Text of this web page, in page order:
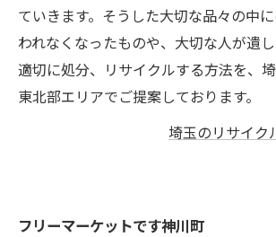
ていきます。そうした大切な品々の中
われなくなったものや、大切な人が遺
適切に処分、リサイクルする方法を、
東北部エリアでご提案しております。
埼玉のリサイク
フリーマーケットです神川町